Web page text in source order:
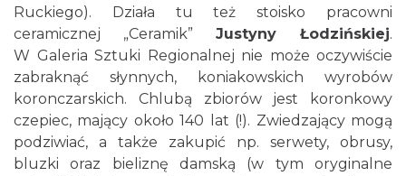
Ruckiego). Działa tu też stoisko pracowni
ceramicznej „Ceramik” Justyny Łodzińskiej.
W Galeria Sztuki Regionalnej nie może oczywiście
zabraknąć słynnych, koniakowskich wyrobów
koronczarskich. Chlubą zbiorów jest koronkowy
czepiec, mający około 140 lat (!). Zwiedzający mogą
podziwiać, a także zakupić np. serwety, obrusy,
bluzki oraz bieliznę damską (w tym oryginalne